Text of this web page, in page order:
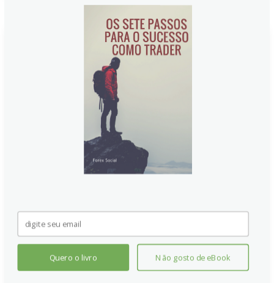
EUR/USD: divergência negativa
sugere que qualquer avanço
pode não alcançar 1,1720 –
EUR/USD indica potencial de alta, porém divergência
negativa sugere que ganhos podem não superar
1,1720. A tendência de longo prazo mostra fôlego,
sugere volatilidade persistente e atenção aos
suportes próximos 1,1640 e resistências 1,1700 da
região.
Continue lendo
Quero o livro Não gosto de eBook